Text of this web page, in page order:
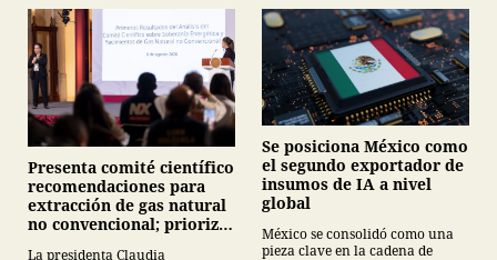
Presenta comité científico
recomendaciones para
extracción de gas natural
no convencional; prioriza
La presidenta Claudia
Se posiciona México como
el segundo exportador de
insumos de IA a nivel
global
México se consolidó como una
pieza clave en la cadena de